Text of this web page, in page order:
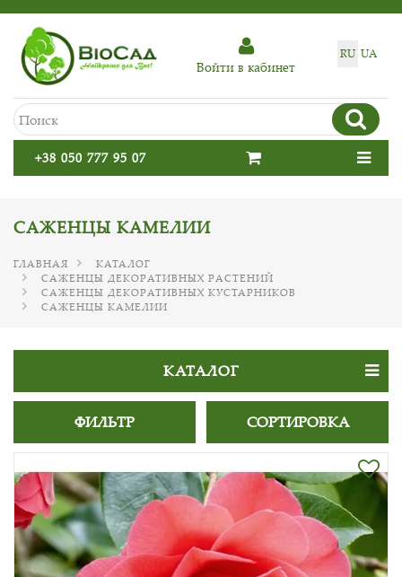
RU UA
Войти в кабинет
+38 050 777 95 07
САЖЕНЦЫ КАМЕЛИИ
ГЛАВНАЯ
КАТАЛОГ
САЖЕНЦЫ ДЕКОРАТИВНЫХ РАСТЕНИЙ
САЖЕНЦЫ ДЕКОРАТИВНЫХ КУСТАРНИКОВ
САЖЕНЦЫ КАМЕЛИИ
КАТАЛОГ
ФИЛЬТР СОРТИРОВКА